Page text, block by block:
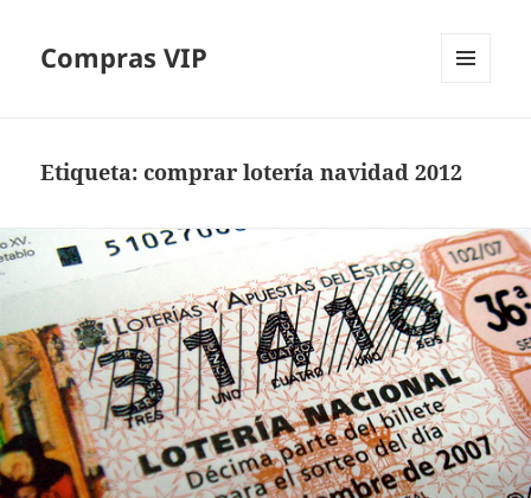
Compras VIP
Etiqueta:comprar lotería navidad 2012